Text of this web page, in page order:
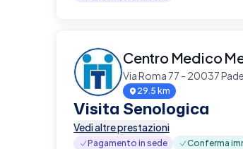
Centro Medico
Via Roma 77 - 20037
29.5 km
Visita Senologica
Vedi altre prestazioni
Pagamento in sede Conferma